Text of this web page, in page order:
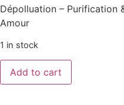
Dépolluation – Purification
Amour
1 in stock
Add to cart